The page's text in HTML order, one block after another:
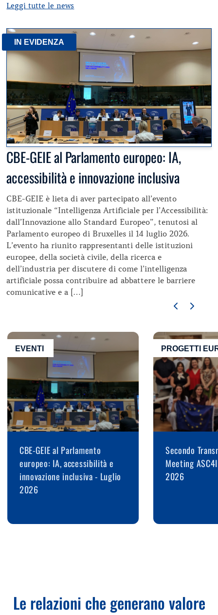
Leggi tutte le news
IN EVIDENZA
CBE-GEIE al Parlamento europeo: IA,
accessibilità e innovazione inclusiva
CBE-GEIE è lieta di aver partecipato all’evento
istituzionale “Intelligenza Artificiale per l’Accessibilità:
dall’Innovazione allo Standard Europeo”, tenutosi al
Parlamento europeo di Bruxelles il 14 luglio 2026.
L’evento ha riunito rappresentanti delle istituzioni
europee, della società civile, della ricerca e
dell’industria per discutere di come l’intelligenza
artificiale possa contribuire ad abbattere le barriere
comunicative e a […]
EVENTI
CBE-GEIE al Parlamento
europeo: IA, accessibilità e
innovazione inclusiva - Luglio
2026
PROGETTI
Secondo
Meeting
2026
Le relazioni che generano valore